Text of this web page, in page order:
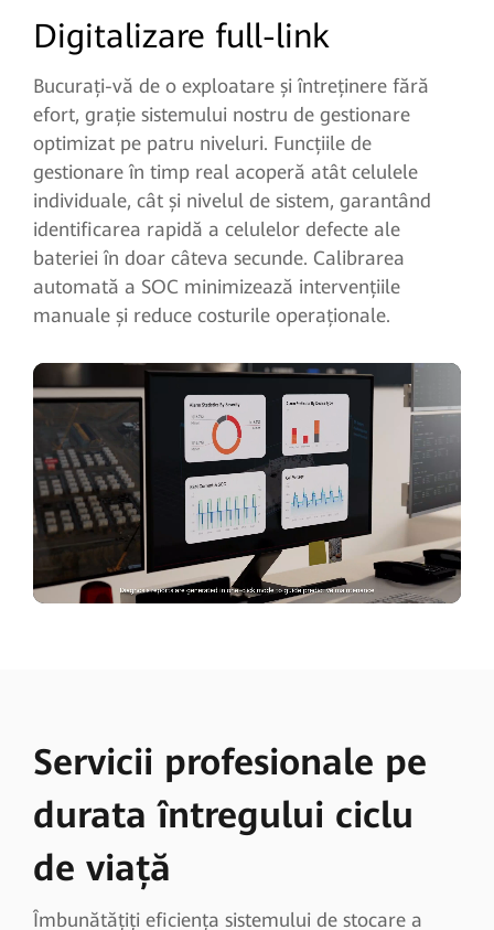
Digitalizare full-link
Bucurați-vă de o exploatare și întreținere fără
efort, grație sistemului nostru de gestionare
optimizat pe patru niveluri. Funcțiile de
gestionare în timp real acoperă atât celulele
individuale, cât și nivelul de sistem, garantând
identificarea rapidă a celulelor defecte ale
bateriei în doar câteva secunde. Calibrarea
automată a SOC minimizează intervențiile
manuale și reduce costurile operaționale.
Servicii profesionale pe
durata întregului ciclu
de viață
Îmbunătățiți eficiența sistemului de stocare a